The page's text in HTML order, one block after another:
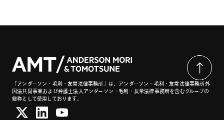
「アンダーソン・毛利・友常法律事務所」は、アンダーソン・毛利・友常法律事務所外
国法共同事業および弁護士法人アンダーソン・毛利・友常法律事務所を含むグループの
総称として使用しております。